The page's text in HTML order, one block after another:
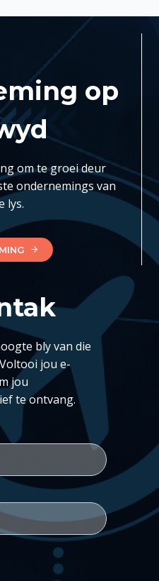
op
om te groei deur
ondernemings van
lys.
bly van die
jou e-
jou
te ontvang.